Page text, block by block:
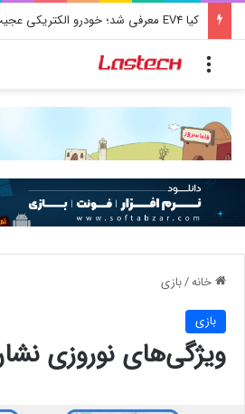
کیا EV4 معرفی شد؛ خودرو الکتریکی عجیب و جذاب کره‌ای‌ها
خانه/بازی
بازی
ویژگی‌های نوروزی